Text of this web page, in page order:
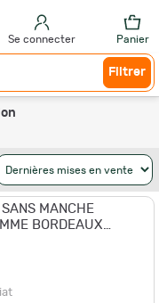
Se connecter Panier
Filtrer
MANCHE
BORDEAUX